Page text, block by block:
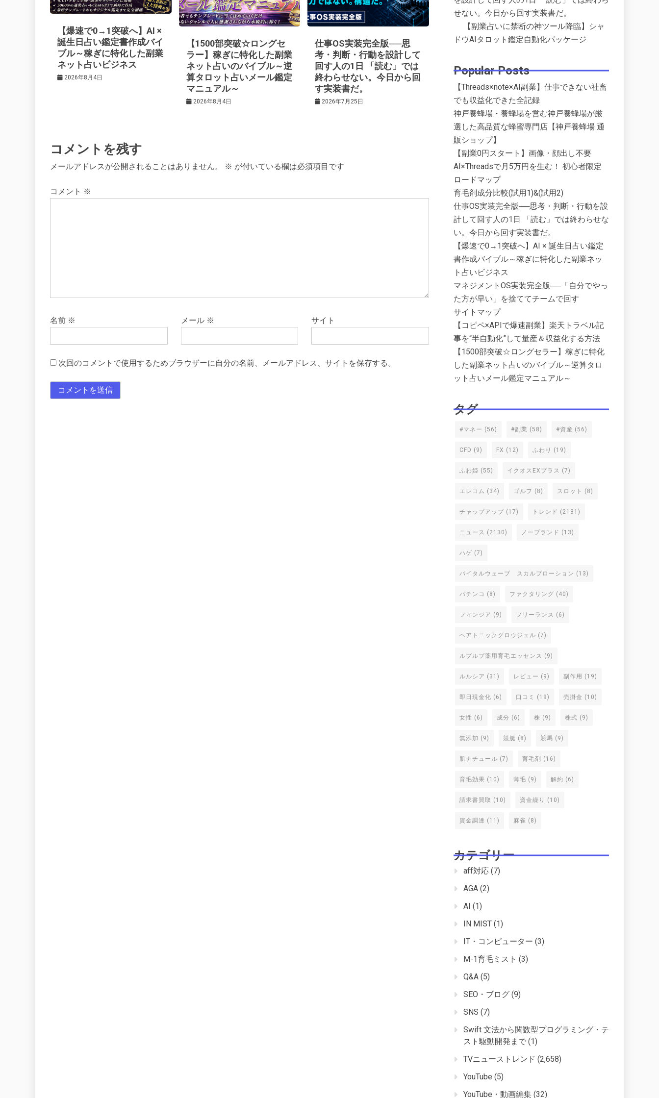
ー
シ
ョ
【爆速で0→1突破へ】AI ×
誕生日占い鑑定書作成バイ
ブル～稼ぎに特化した副業
ネット占いビジネス
2026年8月4日
【1500部突破☆ロングセ
ラー】稼ぎに特化した副業
ネット占いのバイブル～逆
算タロット占いメール鑑定
マニュアル～
2026年8月4日
仕事OS実装完全版──思
考・判断・行動を設計して
回す人の1日 「読む」では
終わらせない。今日から回
す実装書だ。
2026年7月25日
コメントを残す
メールアドレスが公開されることはありません。 ※ が付いている欄は必須項目です
コメント ※
名前 ※ メール ※ サイト
次回のコメントで使用するためブラウザーに自分の名前、メールアドレス、サイトを保存する。
せない。今日から回す実装書だ。
【副業占いに禁断の神ツール降臨】シャ
ドウAIタロット鑑定自動化パッケージ
Popular Posts
【Threads×note×AI副業】仕事できない社畜
でも収益化できた全記録
神戸養蜂場・養蜂場を営む神戸養蜂場が厳
選した高品質な蜂蜜専門店【神戸養蜂場 通
販ショップ】
【副業0円スタート】画像・顔出し不要
AI×Threadsで月5万円を生む！ 初心者限定
ロードマップ
育毛剤成分比較(試用1)&(試用2)
仕事OS実装完全版──思考・判断・行動を設
計して回す人の1日 「読む」では終わらせな
い。今日から回す実装書だ。
【爆速で0→1突破へ】AI × 誕生日占い鑑定
書作成バイブル～稼ぎに特化した副業ネッ
ト占いビジネス
マネジメントOS実装完全版──「自分でやっ
た方が早い」を捨ててチームで回す
サイトマップ
【コピペ×APIで爆速副業】楽天トラベル記
事を“半自動化”して量産＆収益化する方法
【1500部突破☆ロングセラー】稼ぎに特化
した副業ネット占いのバイブル～逆算タロ
ット占いメール鑑定マニュアル～
タグ
#マネー (56) #副業 (58) #資産 (56)
CFD (9) FX (12) ふわり (19)
ふわ姫 (55) イクオスEXプラス (7)
エレコム (34) ゴルフ (8) スロット (8)
チャップアップ (17) トレンド (2131)
ニュース (2130) ノーブランド (13)
ハゲ (7)
バイタルウェーブ スカルプローション (13)
パチンコ (8) ファクタリング (40)
フィンジア (9) フリーランス (6)
ヘアトニックグロウジェル (7)
ルプルプ薬用育毛エッセンス (9)
ルルシア (31) レビュー (9) 副作用 (19)
即日現金化 (6) 口コミ (19) 売掛金 (10)
女性 (6) 成分 (6) 株 (9) 株式 (9)
無添加 (9) 競艇 (8) 競馬 (9)
肌ナチュール (7) 育毛剤 (16)
育毛効果 (10) 薄毛 (9) 解約 (6)
請求書買取 (10) 資金繰り (10)
資金調達 (11) 麻雀 (8)
カテゴリー
aff対応 (7)
AGA (2)
AI (1)
IN MIST (1)
IT・コンピューター (3)
M-1育毛ミスト (3)
Q&A (5)
SEO・ブログ (9)
SNS (7)
Swift 文法から関数型プログラミング・テ
スト駆動開発まで (1)
TVニューストレンド (2,658)
YouTube (5)
YouTube・動画編集 (32)